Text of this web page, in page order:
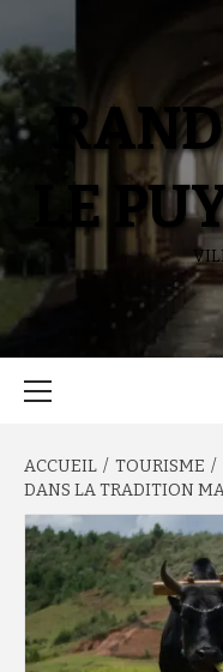
contenu
LE
ACCUEIL TOURISME
DANS LA TRADITION